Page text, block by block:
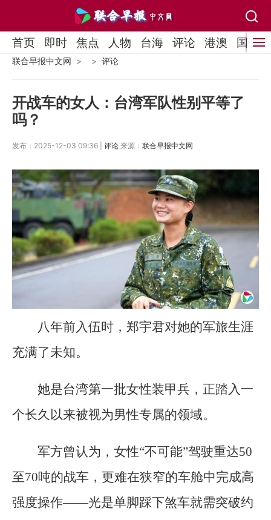
首页 即时 焦点 人物 台海 评论 港澳 国际
联合早报中文网 评论
开战车的女人：台湾军队性别平等了
吗？
发布：2025-12-03 09:36 | 评论 来源： 联合早报中文网
八年前入伍时，郑宇君对她的军旅生涯
充满了未知。
她是台湾第一批女性装甲兵，正踏入一
个长久以来被视为男性专属的领域。
军方曾认为，女性“不可能”驾驶重达50
至70吨的战车，更难在狭窄的车舱中完成高
强度操作——光是单脚踩下煞车就需突破约